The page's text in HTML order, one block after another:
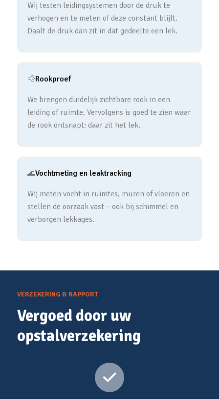
Wij testen leidingsystemen door de druk te
verhogen en te meten of deze constant blijft.
Daalt de druk dan zit in dat gedeelte een lek.
💨Rookproef
We brengen duidelijk zichtbare rook in een
leiding of ruimte. Vervolgens is goed te zien waar
de rook ontsnapt: daar zit het lek.
🌊Vochtmeting en leaktracking
Wij meten vocht in ruimtes, muren of vloeren en
stellen de oorzaak vast – ook bij schimmel en
verborgen lekkages.
VERZEKERING & RAPPORT
Vergoed door uw
opstalverzekering